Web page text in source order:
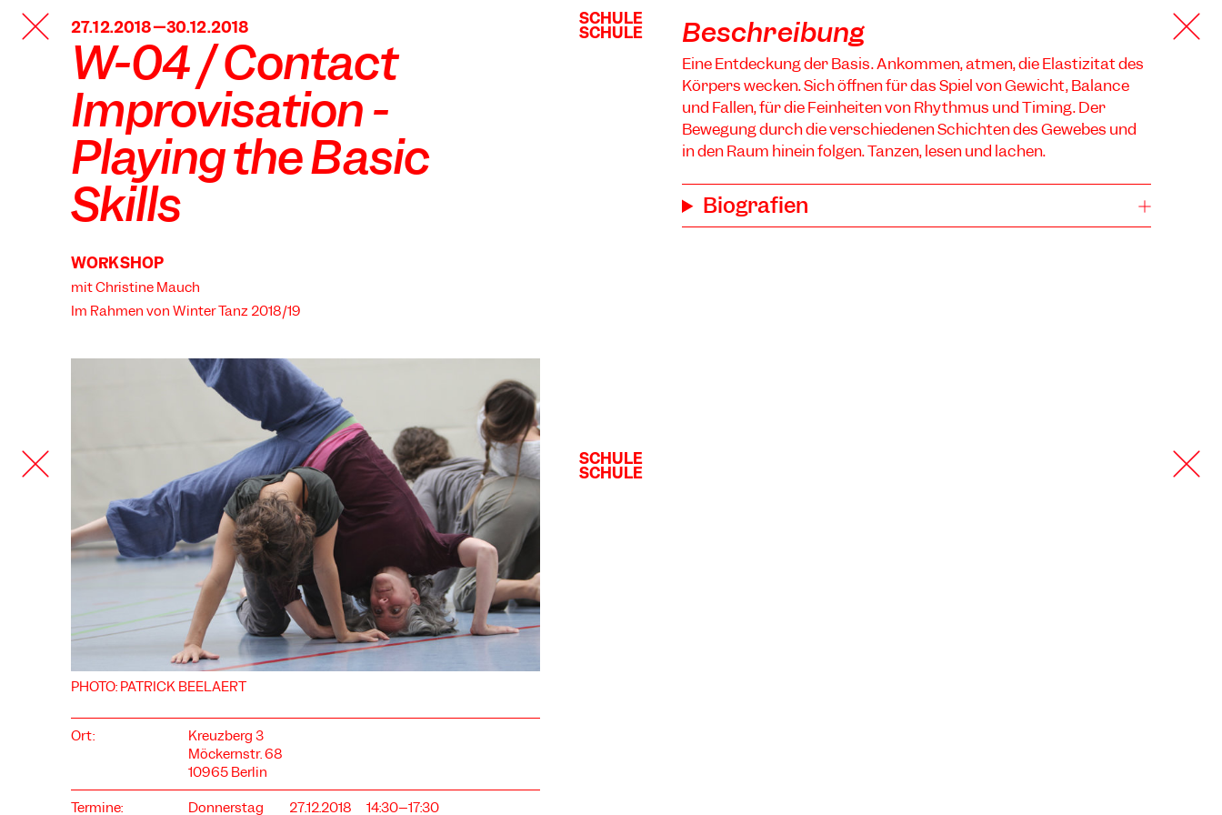
TANZFABRIK
BERLIN
SCHULE
SCHULE
SCHULE
SCHULE
27.12.2018—30.12.2018
W-04 / Contact
Improvisation -
Playing the Basic
Skills
WORKSHOP
mit Christine Mauch
Im Rahmen von Winter Tanz 2018/19
PHOTO: PATRICK BEELAERT
Ort:
Kreuzberg 3
Möckernstr. 68
10965 Berlin
Termine:
Donnerstag 27.12.2018 14:30–17:30
Beschreibung
Eine Entdeckung der Basis. Ankommen, atmen, die Elastizität des
Körpers wecken. Sich öffnen für das Spiel von Gewicht, Balance
und Fallen, für die Feinheiten von Rhythmus und Timing. Der
Bewegung durch die verschiedenen Schichten des Gewebes und
in den Raum hinein folgen. Tanzen, lesen und lachen.
Biografien
COOKIE-EINSTELLUNGEN
Wir verwenden Cookies und Inhalte externer Anbieter auf
unserer Website. Notwendige Cookies sind essenziell, damit
Sie die Website nutzen können. Andere Cookies helfen uns,
jederzeit widerrufen. Bitte besuchen Sie unsere
Datenschutzerklärung für weitere Informationen. Unten
können Sie auswählen, welche Technologien Sie zulassen